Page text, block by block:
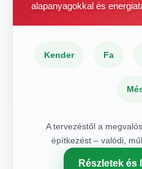
alapanyagokkal és
Kender Fa
A tervezéstől a
építkezést – valódi,
Részletek és